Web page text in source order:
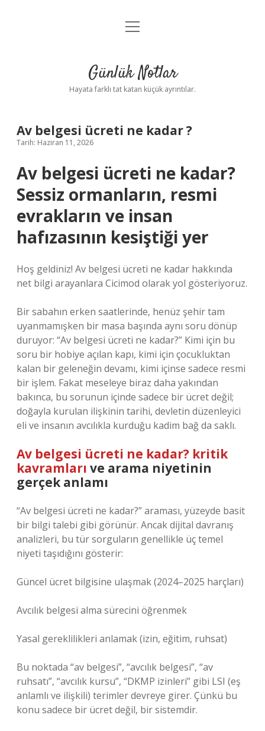
Anasayfa
Yasal Uyarı
menüyü
Günlük Notlar
Hayata farklı tat katan küçük ayrıntılar.
Av belgesi ücreti ne kadar ?
Tarih: Haziran 11, 2026
Av belgesi ücreti ne kadar?
Sessiz ormanların, resmi
evrakların ve insan
hafızasının kesiştiği yer
Hoş geldiniz! Av belgesi ücreti ne kadar hakkında
net bilgi arayanlara Cicimod olarak yol gösteriyoruz.
Bir sabahın erken saatlerinde, henüz şehir tam
uyanmamışken bir masa başında aynı soru dönüp
duruyor: “Av belgesi ücreti ne kadar?” Kimi için bu
soru bir hobiye açılan kapı, kimi için çocukluktan
kalan bir geleneğin devamı, kimi içinse sadece resmi
bir işlem. Fakat meseleye biraz daha yakından
bakınca, bu sorunun içinde sadece bir ücret değil;
doğayla kurulan ilişkinin tarihi, devletin düzenleyici
eli ve insanın avcılıkla kurduğu kadim bağ da saklı.
Av belgesi ücreti ne kadar? kritik
kavramları ve arama niyetinin
gerçek anlamı
“Av belgesi ücreti ne kadar?” araması, yüzeyde basit
bir bilgi talebi gibi görünür. Ancak dijital davranış
analizleri, bu tür sorguların genellikle üç temel
niyeti taşıdığını gösterir:
Güncel ücret bilgisine ulaşmak (2024–2025 harçları)
Avcılık belgesi alma sürecini öğrenmek
Yasal gereklilikleri anlamak (izin, eğitim, ruhsat)
Bu noktada “av belgesi”, “avcılık belgesi”, “av
ruhsatı”, “avcılık kursu”, “DKMP izinleri” gibi LSI (eş
anlamlı ve ilişkili) terimler devreye girer. Çünkü bu
konu sadece bir ücret değil, bir sistemdir.